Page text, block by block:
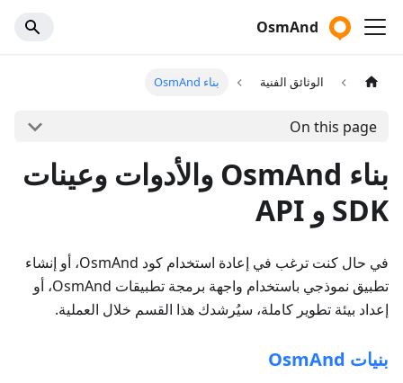
OsmAnd
الوثائق الفنية بناء OsmAnd
On this page
بناء OsmAnd والأدوات وعينات
SDK و API
في حال كنت ترغب في إعادة استخدام كود OsmAnd، أو إنشاء
تطبيق نموذجي باستخدام واجهة برمجة تطبيقات OsmAnd، أو
إعداد بيئة تطوير كاملة، سيُرشدك هذا القسم خلال العملية.
بنيات OsmAnd